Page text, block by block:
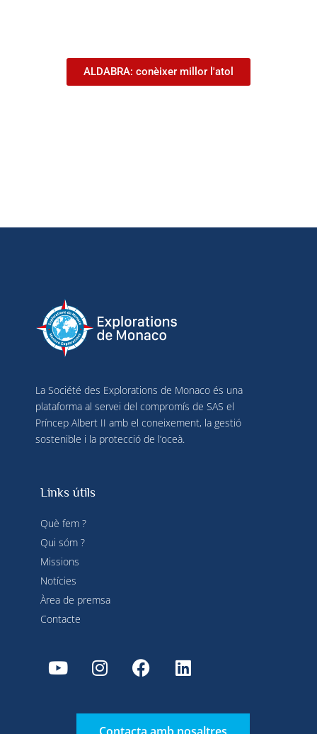
ALDABRA: conèixer millor l'atol
La Société des Explorations de Monaco és una
plataforma al servei del compromís de SAS el
Príncep Albert II amb el coneixement, la gestió
sostenible i la protecció de l’oceà.
Links útils
Què fem ?
Qui sóm ?
Missions
Notícies
Àrea de premsa
Contacte